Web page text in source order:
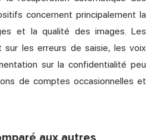
concernent principalement la
et la qualité des images. Les
les erreurs de saisie, les voix
sur la confidentialité peu
de comptes occasionnelles et